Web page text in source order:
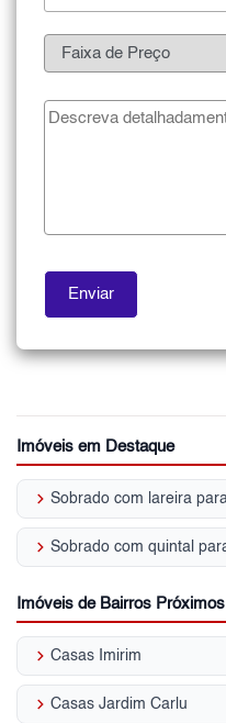
Imóveis em Destaque
keyboard_arrow_right
keyboard_arrow_right
Imóveis de Bairros Próximos
keyboard_arrow_right Casas Imirim
keyboard_arrow_right Casas Jardim Carlu